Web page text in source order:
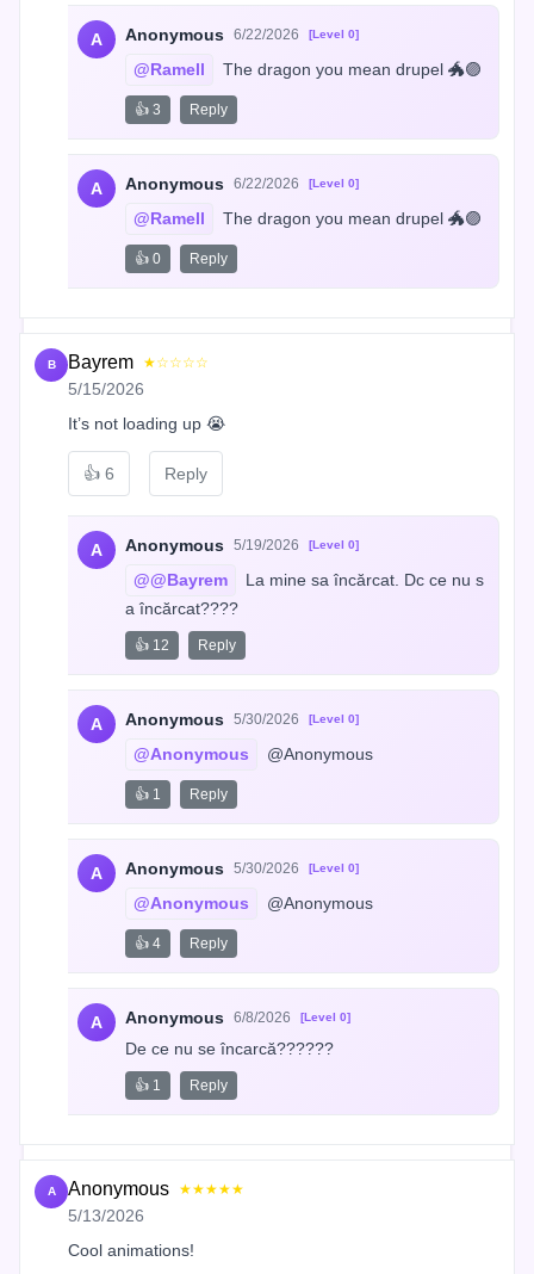
A Anonymous 6/22/2026 [Level 0]
@Ramell The dragon you mean drupel 🐲🟣
👍 3 Reply
A Anonymous 6/22/2026 [Level 0]
@Ramell The dragon you mean drupel 🐲🟣
👍 0 Reply
B Bayrem ★☆☆☆☆
5/15/2026
It’s not loading up 😭
👍 6 Reply
A Anonymous 5/19/2026 [Level 0]
@@Bayrem
La mine sa încărcat. Dc ce nu s
a încărcat????
👍 12 Reply
A Anonymous 5/30/2026 [Level 0]
@Anonymous @Anonymous
👍 1 Reply
A Anonymous 5/30/2026 [Level 0]
@Anonymous @Anonymous
👍 4 Reply
A Anonymous 6/8/2026 [Level 0]
De ce nu se încarcă??????
👍 1 Reply
A Anonymous ★★★★★
5/13/2026
Cool animations!